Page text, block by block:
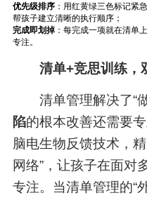
优先级排序：用红黄绿三色标记紧
帮孩子建立清晰的执行顺序；
完成即划掉：每完成一项就在清单
专注。
清单+竞思训练，
清单管理解决了“
陷的根本改善还需要专
脑电生物反馈技术，
网络”，让孩子在面对
专注。当清单管理的“